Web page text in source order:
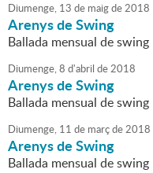
Diumenge, 13 de maigde2018
Arenys de Swing
Ballada mensual de swing
Diumenge,8 d'abril de2018
Arenys de Swing
Ballada mensual de swing
Diumenge, 11 de marçde2018
Arenys de Swing
Ballada mensual de swing